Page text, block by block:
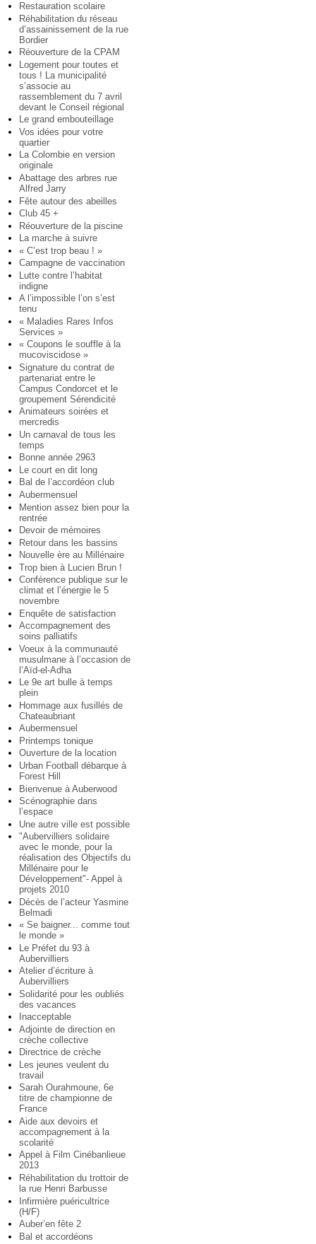
Restauration scolaire
Réhabilitation du réseau
d’assainissement de la rue
Bordier
Réouverture de la CPAM
Logement pour toutes et
tous ! La municipalité
s’associe au
rassemblement du 7 avril
devant le Conseil régional
Le grand embouteillage
Vos idées pour votre
quartier
La Colombie en version
originale
Abattage des arbres rue
Alfred Jarry
Fête autour des abeilles
Club 45 +
Réouverture de la piscine
La marche à suivre
« C’est trop beau ! »
Campagne de vaccination
Lutte contre l’habitat
indigne
A l’impossible l’on s’est
tenu
« Maladies Rares Infos
Services »
« Coupons le souffle à la
mucoviscidose »
Signature du contrat de
partenariat entre le
Campus Condorcet et le
groupement Sérendicité
Animateurs soirées et
mercredis
Un carnaval de tous les
temps
Bonne année 2963
Le court en dit long
Bal de l’accordéon club
Aubermensuel
Mention assez bien pour la
rentrée
Devoir de mémoires
Retour dans les bassins
Nouvelle ère au Millénaire
Trop bien à Lucien Brun !
Conférence publique sur le
climat et l’énergie le 5
novembre
Enquête de satisfaction
Accompagnement des
soins palliatifs
Voeux à la communauté
musulmane à l’occasion de
l’Aïd-el-Adha
Le 9e art bulle à temps
plein
Hommage aux fusillés de
Chateaubriant
Aubermensuel
Printemps tonique
Ouverture de la location
Urban Football débarque à
Forest Hill
Bienvenue à Auberwood
Scénographie dans
l’espace
Une autre ville est possible
"Aubervilliers solidaire
avec le monde, pour la
réalisation des Objectifs du
Millénaire pour le
Développement"- Appel à
projets 2010
Décès de l’acteur Yasmine
Belmadi
« Se baigner... comme tout
le monde »
Le Préfet du 93 à
Aubervilliers
Atelier d’écriture à
Aubervilliers
Solidarité pour les oubliés
des vacances
Inacceptable
Adjointe de direction en
crèche collective
Directrice de crèche
Les jeunes veulent du
travail
Sarah Ourahmoune, 6e
titre de championne de
France
Aide aux devoirs et
accompagnement à la
scolarité
Appel à Film Cinébanlieue
2013
Réhabilitation du trottoir de
la rue Henri Barbusse
Infirmière puéricultrice
(H/F)
Auber’en fête 2
Bal et accordéons